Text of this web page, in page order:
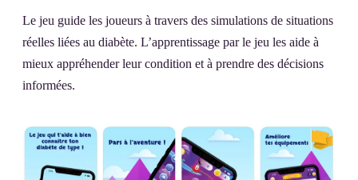
Le jeu guide les joueurs à travers des simulations de situations
réelles liées au diabète. L’apprentissage par le jeu les aide à
mieux appréhender leur condition et à prendre des décisions
informées.